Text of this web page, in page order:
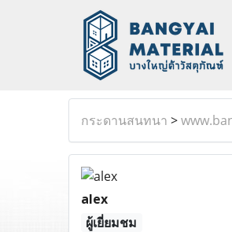
กระดานสนทนา >
alex
ผู้เยี่ยมชม